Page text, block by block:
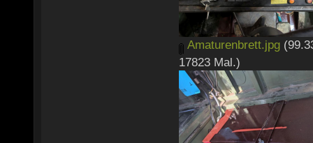
Amaturenbrett.jpg
17823 Mal.)